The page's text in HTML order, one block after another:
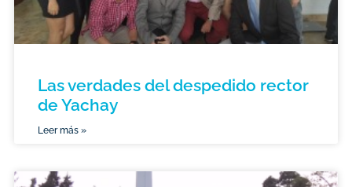
Las verdades del despedido rector
de Yachay
Leer más »